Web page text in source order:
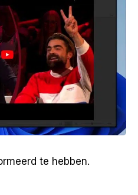
te hebben.